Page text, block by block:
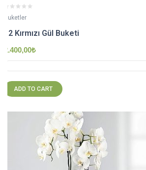
Buketler
12 Kırmızı Gül Buketi
2.400,00₺
ADD TO CART